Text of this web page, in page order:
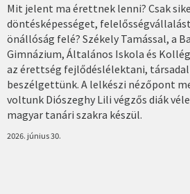
Mit jelent ma érettnek lenni? Csak
döntésképességet,
önállóság felé? Székely Tamással, a
Gimnázium, Általános Iskola és
az érettség fejlődéslélektani,
beszélgettünk. A lelkészi nézőpont
voltunk Diószeghy Lili végzős diák
magyar tanári szakra készül.
2026. június 30.